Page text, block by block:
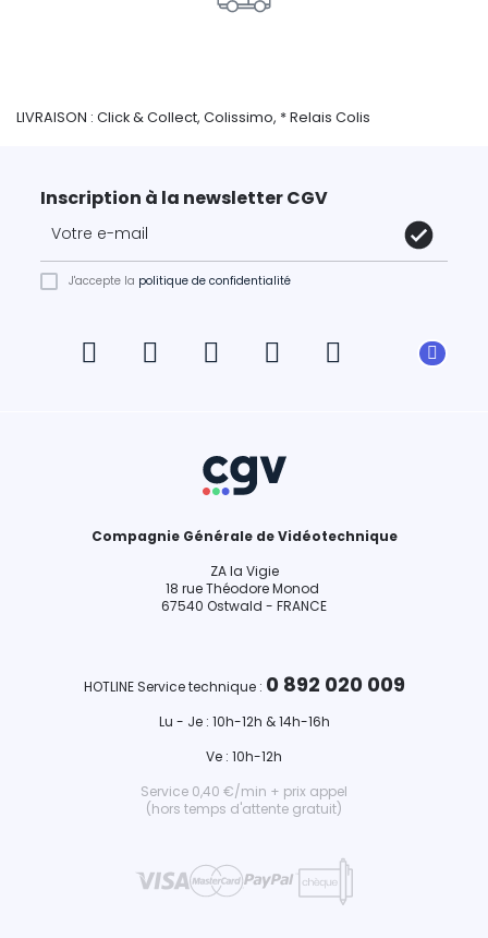
LIVRAISON : Click & Collect, Colissimo, * Relais Colis
Inscription à la newsletter CGV
J'accepte la politique de confidentialité
Compagnie Générale de Vidéotechnique
ZA la Vigie
18 rue Théodore Monod
67540 Ostwald - FRANCE
HOTLINE Service technique : 0 892 020 009
Lu - Je : 10h-12h & 14h-16h
Ve : 10h-12h
Service 0,40 €/min + prix appel
(hors temps d'attente gratuit)